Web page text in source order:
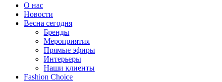
О нас
Новости
Весна сегодня
Бренды
Меро­приятия
Прямые эфиры
Интерьеры
Наши клиенты
Fashion Choice